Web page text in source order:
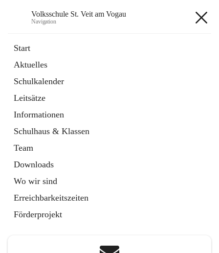
Volksschule St. Veit am Vogau
Navigation
Start
Aktuelles
Schulkalender
Leitsätze
Informationen
Schulhaus & Klassen
Team
Downloads
Wo wir sind
Erreichbarkeitszeiten
Förderprojekt